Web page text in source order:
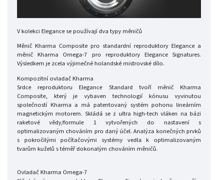
V kolekci Elegance se používají dva typy měničů
Měnič Kharma Composite pro standardní reproduktory Elegance a
měnič Kharma Omega-7 pro reproduktory Elegance Signatures.
Výsledkem je zcela výjimečné holandské mistrovské dílo.
Kompozitní ovladač Kharma
Srdce reproduktoru Elegance Standard tvoří měnič Kharma
Composite, který je vybaven technologií kónusu vyvinutou
společností Kharma a má patentovaný systém pohonu lineárním
magnetickým motorem. Skládá se z ultra high-tech vláken na bázi
raketové vědy/formule 1 vytvořených do nastavení s
optimalizovaným chováním pro daný účel. Analýza konečných prvků
s pokročilými počítačovými systémy vedla k optimalizovaným
tvarům kuželů s téměř dokonalým chováním měničů.
Ovladač Kharma Omega-7